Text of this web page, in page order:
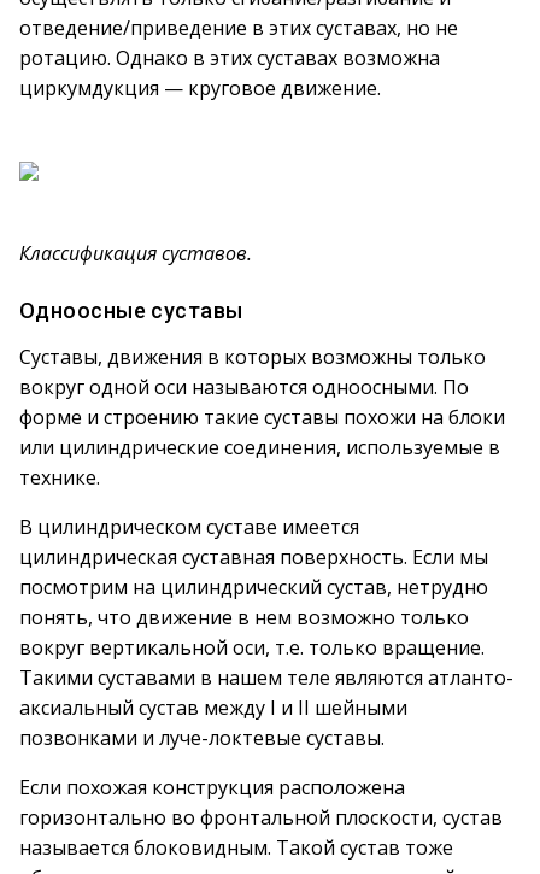
отведение/приведение в этих суставах, но не
ротацию. Однако в этих суставах возможна
циркумдукция — круговое движение.
Классификация суставов.
Одноосные суставы
Суставы, движения в которых возможны только
вокруг одной оси называются одноосными. По
форме и строению такие суставы похожи на блоки
или цилиндрические соединения, используемые в
технике.
В цилиндрическом суставе имеется
цилиндрическая суставная поверхность. Если мы
посмотрим на цилиндрический сустав, нетрудно
понять, что движение в нем возможно только
вокруг вертикальной оси, т.е. только вращение.
Такими суставами в нашем теле являются атланто-
аксиальный сустав между I и II шейными
позвонками и луче-локтевые суставы.
Если похожая конструкция расположена
горизонтально во фронтальной плоскости, сустав
называется блоковидным. Такой сустав тоже